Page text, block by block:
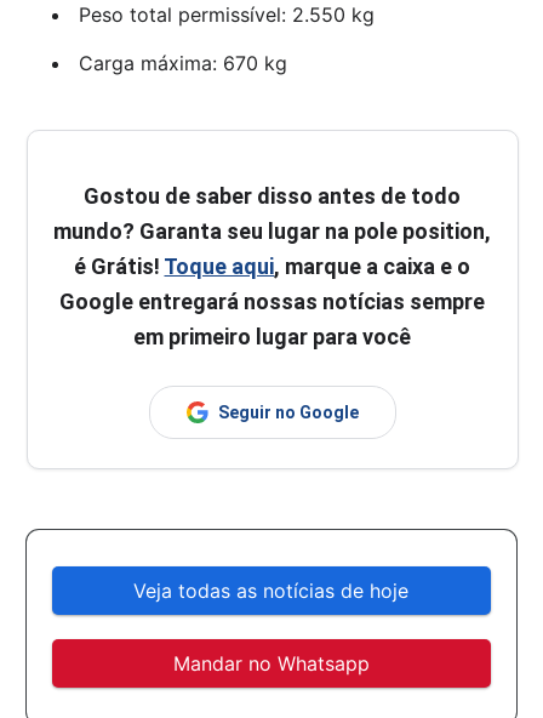
Peso total permissível: 2.550 kg
Carga máxima: 670 kg
Gostou de saber disso antes de todo
mundo? Garanta seu lugar na pole position,
é Grátis! Toque aqui, marque a caixa e o
Google entregará nossas notícias sempre
em primeiro lugar para você
Seguir no Google
Veja todas as notícias de hoje
Mandar no Whatsapp